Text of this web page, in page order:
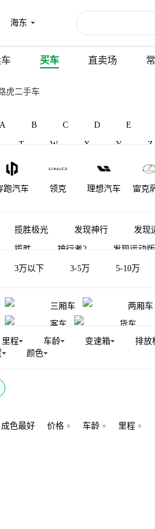
海东
买车 直卖场
虎二手车
A B C D E
T W X Y Z
跑汽车 领克 理想汽车 雷克
蓝电 莲花跑车 菱势
MOTORS
揽胜极光 发现神行 发现
揽胜 神行者2 发现运动
揽胜行政（平行进口） 揽胜极
3万以下 3-5万 5-10万
三厢车 两厢车
客车
货车
里程 车龄 变速箱 排放
颜色
成色最好 价格 车龄 里程